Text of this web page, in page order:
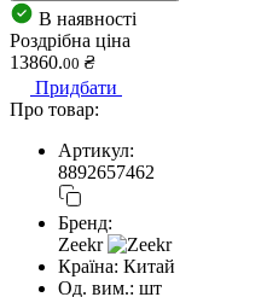
В наявності
Роздрібна ціна
13860.00 ₴
Придбати
Про товар:
Артикул:
8892657462
Бренд:
Zeekr
Країна: Китай
Од. вим.: шт